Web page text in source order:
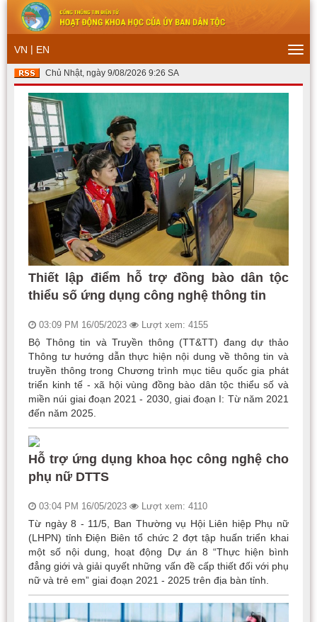
VN | EN
Chủ Nhật, ngày 9/08/2026 9:26 SA
Thiết lập điểm hỗ trợ đồng bào dân tộc
thiểu số ứng dụng công nghệ thông tin
03:09 PM 16/05/2023 Lượt xem: 4155
Bộ Thông tin và Truyền thông (TT&TT) đang dự thảo
Thông tư hướng dẫn thực hiện nội dung về thông tin và
truyền thông trong Chương trình mục tiêu quốc gia phát
triển kinh tế - xã hội vùng đồng bào dân tộc thiểu số và
miền núi giai đoạn 2021 - 2030, giai đoạn I: Từ năm 2021
đến năm 2025.
Hỗ trợ ứng dụng khoa học công nghệ cho
phụ nữ DTTS
03:04 PM 16/05/2023 Lượt xem: 4110
Từ ngày 8 - 11/5, Ban Thường vụ Hội Liên hiệp Phụ nữ
(LHPN) tỉnh Điện Biên tổ chức 2 đợt tập huấn triển khai
một số nội dung, hoạt động Dự án 8 “Thực hiện bình
đẳng giới và giải quyết những vấn đề cấp thiết đối với phụ
nữ và trẻ em” giai đoạn 2021 - 2025 trên địa bàn tỉnh.